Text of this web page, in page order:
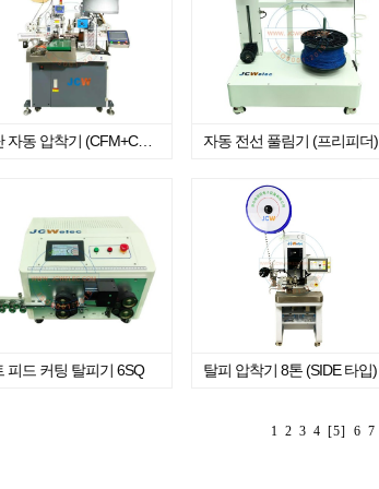
양단 자동 압착기 (CFM+CCD) 탑제 사양 자동 전선 풀림기 (프리피더)
피드 커팅 탈피기 6SQ 탈피 압착기 8톤 (SIDE 타입)
1 2 3 4 [ 5 ] 6 7